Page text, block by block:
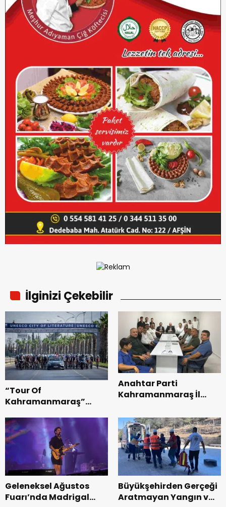
İlginizi Çekebilir
“Tour Of
Kahramanmaraş”
Bisikleti Turnuvası
Tamamlandı.
Anahtar Parti
Kahramanmaraş İl
Teşkilatı ile buluştu.
Geleneksel Ağustos
Fuarı’nda Madrigal
Büyükşehirden Gerçeği
Aratmayan Yangın ve